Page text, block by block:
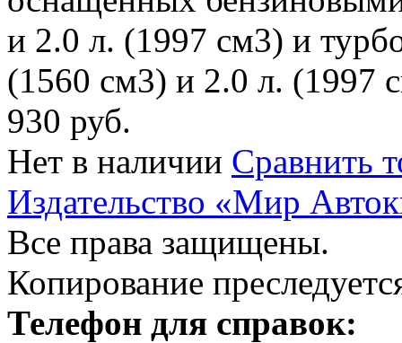
и 2.0 л. (1997 см3) и
(1560 см3) и 2.0 л. (1997
930 руб.
Нет в наличии Сравнить
Издательство «Мир
Все права защищены.
Копирование
Телефон для справок: